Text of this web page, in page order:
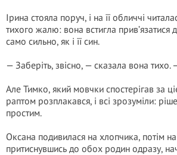
Ірина стояла поруч, і на її обличчі
тихого жалю: вона встигла прив’язатися
само сильно, як і її син.
— Заберіть, звісно, — сказала вона
Але Тимко, який мовчки спостерігав за
раптом розплакався, і всі зрозуміли:
простим.
Оксана подивилася на хлопчика, потім на
притиснувшись до обох родин одразу,